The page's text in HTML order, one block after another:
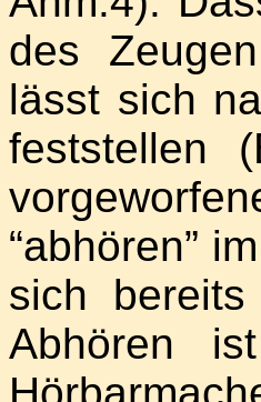
des
lässt sich
feststellen
“abhören”
sich
Abhören